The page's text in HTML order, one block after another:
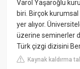
Varol Yaşaroğlu
biri. Birçok
yer alıyor.
üzerine seminerler
Türk çizgi dizisini
Kaynak kaldırma